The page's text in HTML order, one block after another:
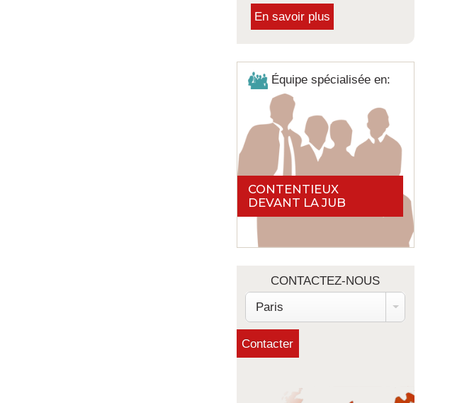
En savoir plus
Équipe spécialisée en:
CONTENTIEUX
DEVANT LA JUB
CONTACTEZ-NOUS
Paris